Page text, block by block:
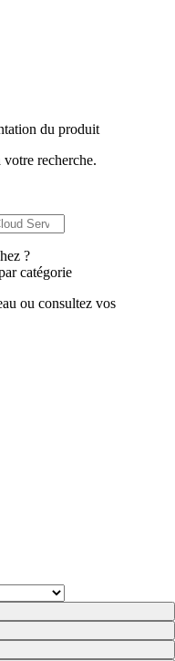
du produit
recherche.
?
catégorie
ou consultez vos